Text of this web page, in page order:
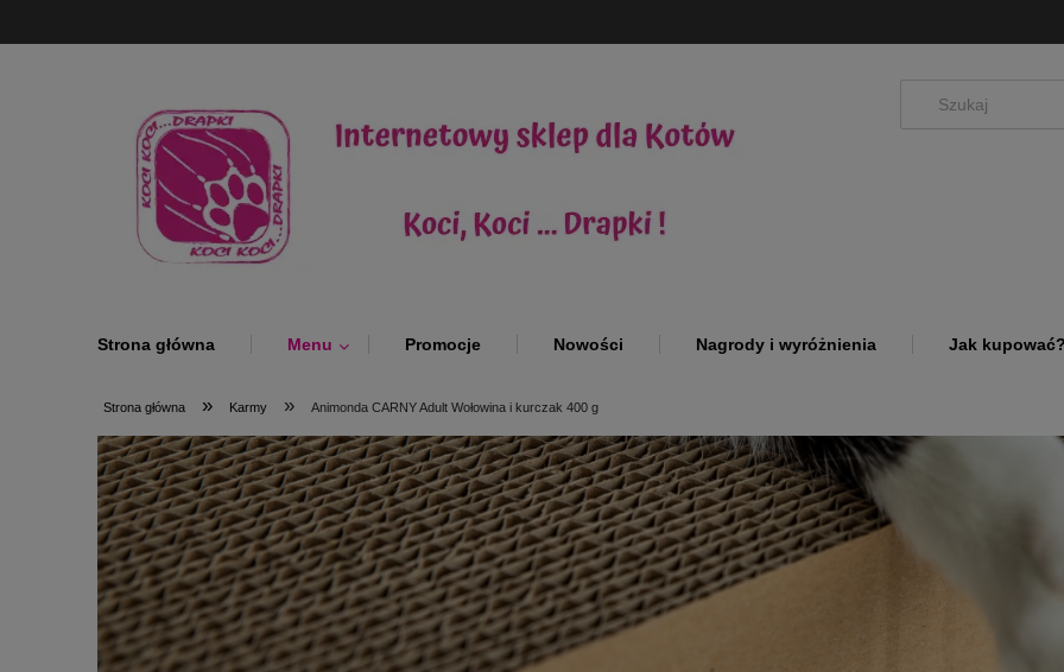
Strona główna Menu Promocje Nowości Nagrody i wyróżnienia Jak kupować?
Strona główna » Karmy » Animonda CARNY Adult Wołowina i kurczak 400 g